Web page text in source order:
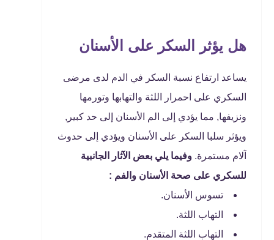
هل يؤثر السكر على الأسنان
يساعد ارتفاع نسبة السكر في الدم لدى مرضى
السكري على احمرار اللثة والتهابها وتورمها
ونزيفها, مما يؤدي إلى الم الأسنان إلى حد كبير,
ويؤثر سلبا السكر على الأسنان ويؤدي إلى حدوث
آلام مستمرة. وفيما يلي بعض الآثار الجانبية
للسكري على صحة الأسنان والفم :
تسوس الأسنان.
التهاب اللثة.
التهاب اللثة المتقدم.